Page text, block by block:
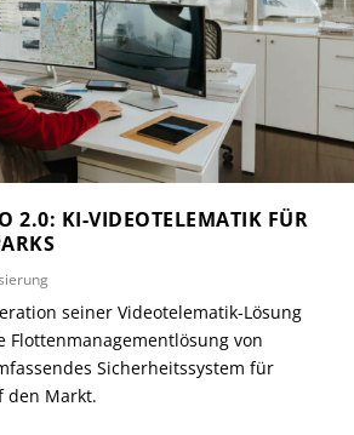
2.0: KI-VIDEOTELEMATIK FÜR
seiner Videotelematik-Lösung
Flottenmanagementlösung von
Sicherheitssystem für
den Markt.